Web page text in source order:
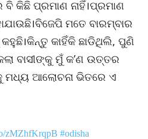
ବି କିଛି ପ୍ରମାଣ ନାହିଁ।ପ୍ରମାଣ
ମତେ ବାରମ୍ବାର
କାହିଁକି ଛାଡିଥିଲି, ପୁଣି
ବାସୀଙ୍କୁ ମୁଁ କ’ଣ ଉତ୍ତର
ମଧ୍ୟ ଆଲୋଚନା ଭିତରେ ଏ
zMZhfKrqpB #odisha